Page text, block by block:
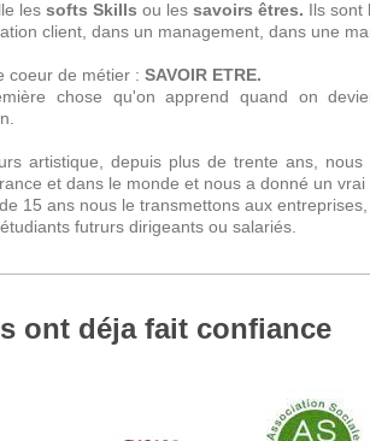
les softs Skills ou les savoirs êtres. Ils sont
client, dans un management, dans une
coeur de métier : SAVOIR ETRE.
chose qu'on apprend quand on
artistique, depuis plus de trente ans,
et dans le monde et nous a donné un
15 ans nous le transmettons aux
futrurs dirigeants ou salariés.
ont déja fait confiance